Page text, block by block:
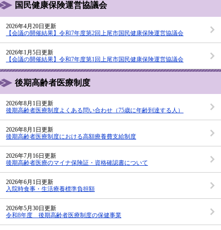
国民健康保険運営協議会
2026年4月20日更新
【会議の開催結果】令和7年度第2回上尾市国民健康保険運営協議会
2026年1月5日更新
【会議の開催結果】令和7年度第1回上尾市国民健康保険運営協議会
後期高齢者医療制度
2026年8月1日更新
後期高齢者医療制度よくある問い合わせ（75歳に年齢到達する人）
2026年8月1日更新
後期高齢者医療制度における高額療養費支給制度
2026年7月16日更新
後期高齢者医療のマイナ保険証・資格確認書について
2026年6月1日更新
入院時食事・生活療養標準負担額
2026年5月30日更新
令和8年度 後期高齢者医療制度の保健事業